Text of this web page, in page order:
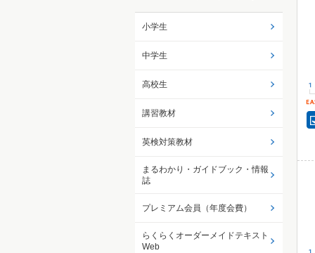
小学生
中学生
高校生
講習教材
英検対策教材
まるわかり・ガイドブック・情報
誌
プレミアム会員（年度会費）
らくらくオーダーメイドテキスト
Web